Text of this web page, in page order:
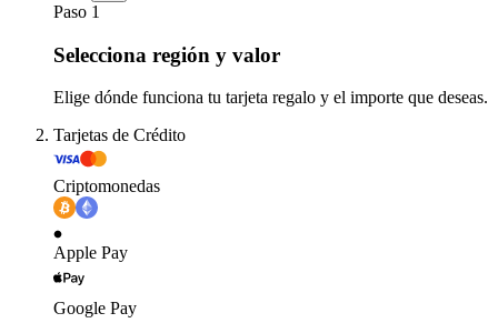
Paso 1
Selecciona región y valor
Elige dónde funciona tu tarjeta regalo y el importe que deseas.
Tarjetas de Crédito
Criptomonedas
Apple Pay
Google Pay